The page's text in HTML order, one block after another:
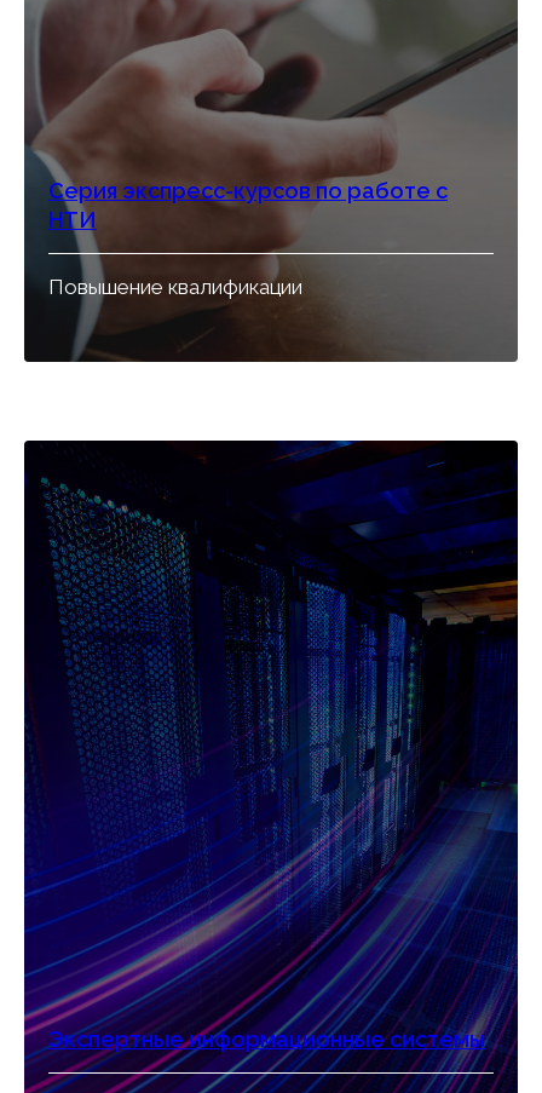
Серия экспресс-курсов по работе с
НТИ
Повышение квалификации
Экспертные информационные системы